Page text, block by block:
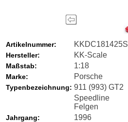
Artikelnummer: KKDC181425S
Hersteller: KK-Scale
Maßstab: 1:18
Marke: Porsche
Typenbezeichnung: 911 (993) GT2
Speedline
Felgen
Jahrgang: 1996